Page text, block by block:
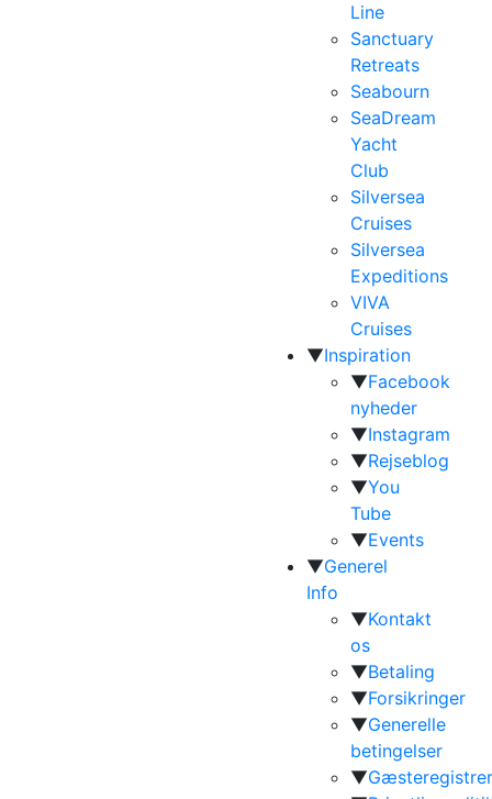
Line
Sanctuary
Retreats
Seabourn
SeaDream
Yacht
Club
Silversea
Cruises
Silversea
Expeditions
VIVA
Cruises
▼Inspiration
▼Facebook
nyheder
▼Instagram
▼Rejseblog
▼You
Tube
▼Events
▼Generel
Info
▼Kontakt
os
▼Betaling
▼Forsikringer
▼Generelle
betingelser
▼